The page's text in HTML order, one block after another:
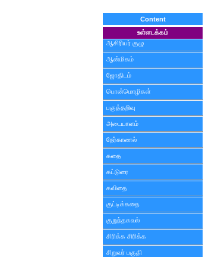
Content
உள்ளடக்கம்
ஆசிரியர் குழு
ஆன்மிகம்
ஜோதிடம்
பொன்மொழிகள்
பகுத்தறிவு
அடையாளம்
நேர்காணல்
கதை
கட்டுரை
கவிதை
குட்டிக்கதை
குறுந்தகவல்
சிரிக்க சிரிக்க
சிறுவர் பகுதி